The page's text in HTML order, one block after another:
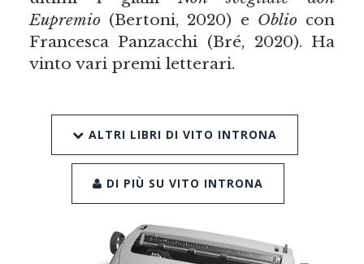
Eupremio(Bertoni, 2020) e Obliocon
Francesca Panzacchi (Bré, 2020). Ha
vinto vari premi letterari.
ALTRI LIBRI DI VITO INTRONA
DI PIÙ SU VITO INTRONA